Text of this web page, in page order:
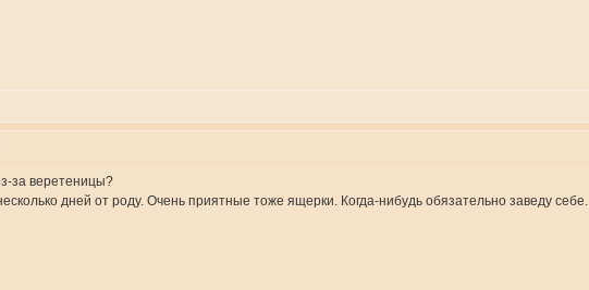
за веретеницы?
дней от роду. Очень приятные тоже ящерки. Когда-нибудь обязательно заведу себе.